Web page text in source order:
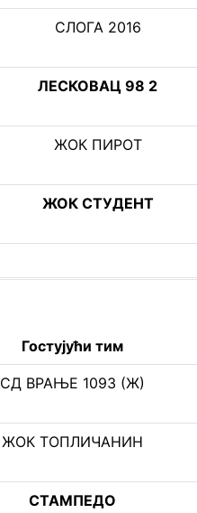
СЛОГА 2016
ЛЕСКОВАЦ 98 2
ЖОК ПИРОТ
ЖОК СТУДЕНТ
Гостујући тим
СД ВРАЊЕ 1093 (Ж)
ЖОК ТОПЛИЧАНИН
СТАМПЕДО